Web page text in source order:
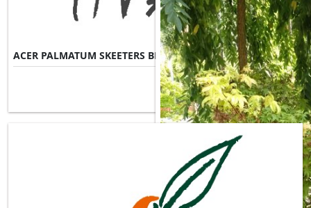
ACER PALMATUM SKEETERS BROOM
Misure Disponibili ►